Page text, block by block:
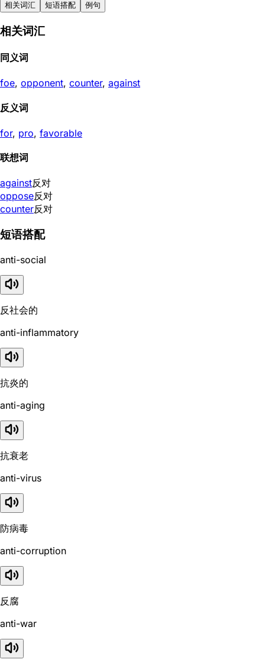
相关词汇 短语搭配 例句
相关词汇
同义词
foe, opponent, counter, against
反义词
for, pro, favorable
联想词
against反对
oppose反对
counter反对
短语搭配
anti-social
反社会的
anti-inflammatory
抗炎的
anti-aging
抗衰老
anti-virus
防病毒
anti-corruption
反腐
anti-war